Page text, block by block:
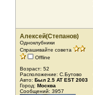
Алексей(Степанов)
Одноклубники
Спрашивайте совета
Offline
Возраст: 52
Расположение: С.Бутово
Авто: Был 2.5 AT EST 2003
Город: Москва
Сообщений: 3957